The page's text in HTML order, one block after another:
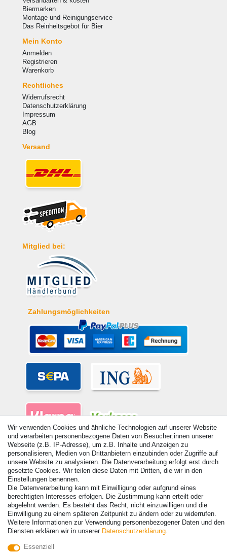
Biermarken
Montage und Reinigungservice
Das Reinheitsgebot für Bier
Mein Konto
Anmelden
Registrieren
Warenkorb
Rechtliches
Widerrufsrecht
Datenschutzerklärung
Impressum
AGB
Blog
Versand
Mitglied bei:
Zahlungsmöglichkeiten
© Copyright 2026 | Alle Rechte vorbehalten. - Alle Rechte vorbehalten.
Preisangaben inkl. gesetzl. 19% MwSt. | Grundpreise siehe Artikeldetail | *Gilt für
Lieferungen nach Deutschland!
Vertrag widerrufen Kontakt
Wir verwenden Cookies und ähnliche Technologien auf unserer Website
und verarbeiten personenbezogene Daten von Besucher:innen unserer
Webseite (z.B. IP-Adresse), um z.B. Inhalte und Anzeigen zu
personalisieren, Medien von Drittanbietern einzubinden oder Zugriffe auf
unsere Website zu analysieren. Die Datenverarbeitung erfolgt erst durch
gesetzte Cookies. Wir teilen diese Daten mit Dritten, die wir in den
Einstellungen benennen.
Die Datenverarbeitung kann mit Einwilligung oder aufgrund eines
berechtigten Interesses erfolgen. Die Zustimmung kann erteilt oder
abgelehnt werden. Es besteht das Recht, nicht einzuwilligen und die
Einwilligung zu einem späteren Zeitpunkt zu ändern oder zu widerrufen.
Weitere Informationen zur Verwendung personenbezogener Daten und den
Diensten erklären wir in unserer Daten­schutz­erklärung.
Essenziell